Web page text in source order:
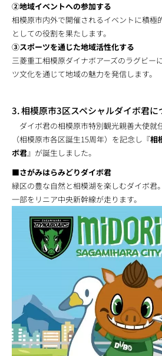
②地域イベントへの参加する
相模原市内外で開催されるイベントに積極
としての役割を果たします。
③スポーツを通じた地域活性化する
三菱重工相模原ダイナボアーズのラグビー
ツ文化を通じて地域の魅力を発信します。
3. 相模原市3区スペシャルダイボ君に
ダイボ君の相模原市特別観光親善大使就
（相模原市各区誕生15周年）を記念し『相
ボ君』が誕生しました。
■さがみはらみどりダイボ君
緑区の豊な自然と相模湖を楽しむダイボ君
一部をリニア中央新幹線が走ります。